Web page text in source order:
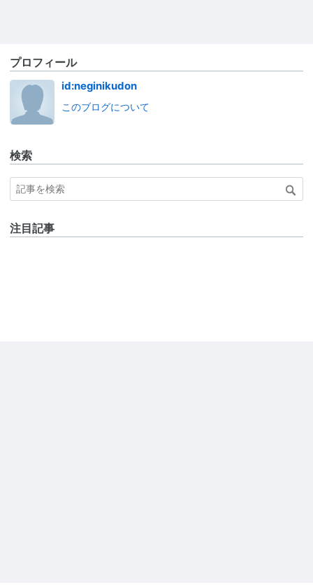
プロフィール
id:neginikudon
このブログについて
検索
注目記事